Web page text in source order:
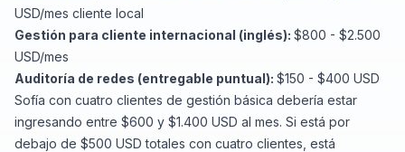
USD/mes cliente local
Gestión para cliente internacional (inglés): $800 - $2.500
USD/mes
Auditoría de redes (entregable puntual): $150 - $400 USD
Sofía con cuatro clientes de gestión básica debería estar
ingresando entre $600 y $1.400 USD al mes. Si está por
debajo de $500 USD totales con cuatro clientes, está